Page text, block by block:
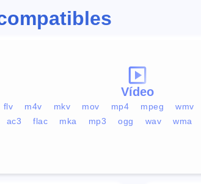
Vídeo
flv m4v mkv mov mp4 mpeg
wmv
ac3 flac mka mp3 ogg wav wma